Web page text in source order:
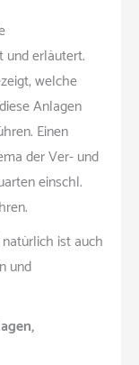
und erläutert.
welche
Anlagen
Einen
der Ver- und
einschl.
ist auch
und